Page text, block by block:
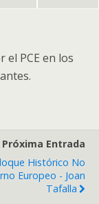
el PCE en los
Próxima Entrada
Histórico No
Europeo - Joan
Tafalla